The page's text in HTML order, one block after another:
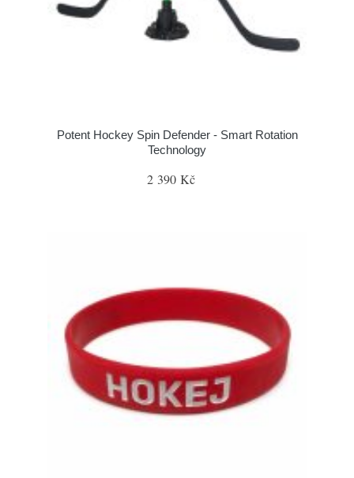
Potent Hockey Spin Defender - Smart Rotation
Technology
2 390 Kč